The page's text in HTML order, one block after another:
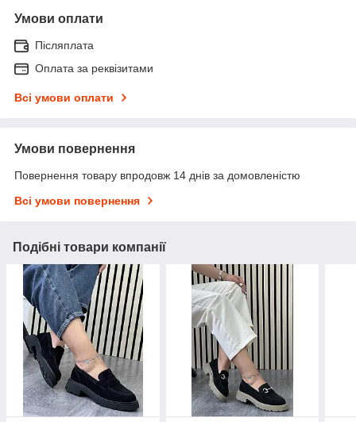
Умови оплати
Післяплата
Оплата за реквізитами
Всі умови оплати
Умови повернення
Повернення товару впродовж 14 днів за домовленістю
Всі умови повернення
Подібні товари компанії